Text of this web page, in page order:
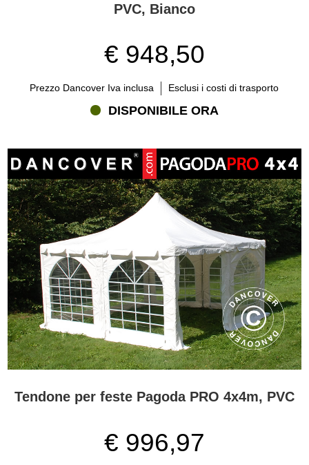
PVC, Bianco
€ 948,50
Prezzo Dancover Iva inclusa Esclusi i costi di trasporto
DISPONIBILE ORA
Tendone per feste Pagoda PRO 4x4m, PVC
€ 996,97